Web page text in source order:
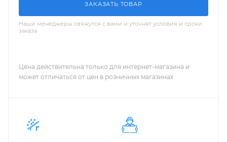
ЗАКАЗАТЬ ТОВАР
Наши менеджеры свяжутся с вами и уточнят условия и сроки
заказа
Цена действительна только для интернет-магазина и
может отличаться от цен в розничных магазинах